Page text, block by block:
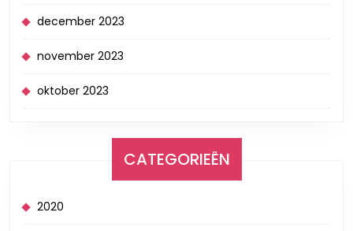
december 2023
november 2023
oktober 2023
CATEGORIEËN
2020